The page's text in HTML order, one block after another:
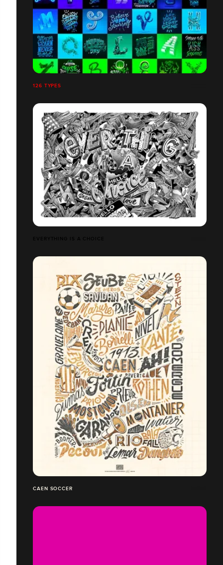
126 TYPES
EVERYTHING IS A CHOICE
CAEN SOCCER